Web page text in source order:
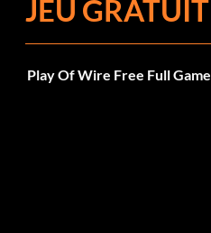
JEU GRATUIT
Play Of Wire Free Full Game